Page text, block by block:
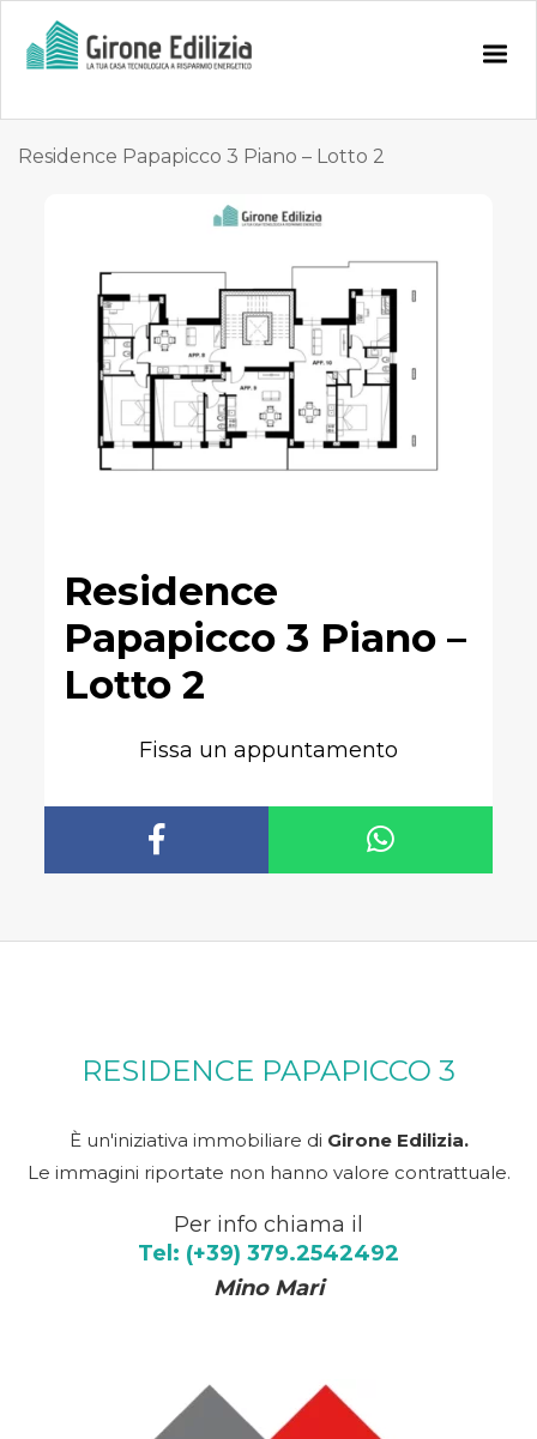
Residence Papapicco 3 Piano – Lotto 2
Residence
Papapicco 3 Piano –
Lotto 2
Fissa un appuntamento
RESIDENCE PAPAPICCO 3
È un'iniziativa immobiliare di Girone Edilizia.
Le immagini riportate non hanno valore contrattuale.
Per info chiama il
Tel: (+39) 379.2542492
Mino Mari